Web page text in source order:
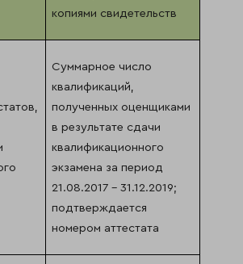
копиями свидетельств
Суммарное число
квалификаций,
полученных оценщиками
в результате сдачи
квалификационного
экзамена за период
21.08.2017 – 31.12.2019;
подтверждается
номером аттестата